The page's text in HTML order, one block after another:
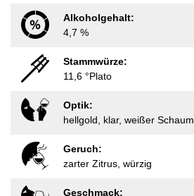
Alkoholgehalt:
4,7 %
Stammwürze:
11,6 °Plato
Optik:
hellgold, klar, weißer Schaum
Geruch:
zarter Zitrus, würzig
Geschmack: